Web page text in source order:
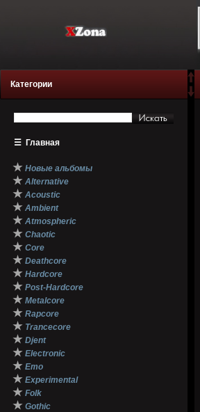
Категории
☰ Главная
★ Новые альбомы
★ Alternative
★ Acoustic
★ Ambient
★ Atmospheric
★ Chaotic
★ Core
★ Deathcore
★ Hardcore
★ Post-Hardcore
★ Metalcore
★ Rapcore
★ Trancecore
★ Djent
★ Electronic
★ Emo
★ Experimental
★ Folk
★ Gothic